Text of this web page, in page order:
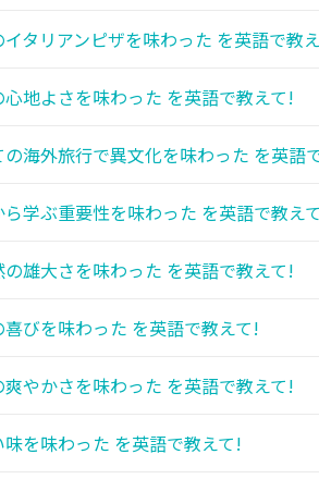
タリアンピザを味わった を英語で教
心地よさを味わった を英語で教えて!
海外旅行で異文化を味わった を英語
学ぶ重要性を味わった を英語で教え
の雄大さを味わった を英語で教えて!
喜びを味わった を英語で教えて!
やかさを味わった を英語で教えて!
を味わった を英語で教えて!